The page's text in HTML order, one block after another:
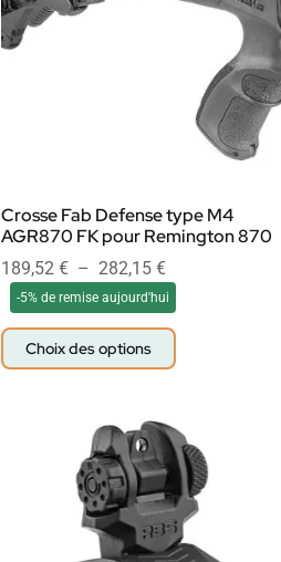
Crosse Fab Defense type M4
AGR870 FK pour Remington 870
189,52€ – 282,15€
-5% de remise aujourd'hui
Choix des options